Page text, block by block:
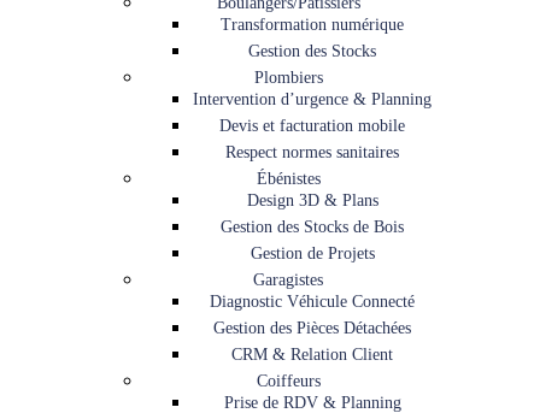
Transformation numérique
Gestion des Stocks
Plombiers
Intervention d’urgence & Planning
Devis et facturation mobile
Respect normes sanitaires
Ébénistes
Design 3D & Plans
Gestion des Stocks de Bois
Gestion de Projets
Garagistes
Diagnostic Véhicule Connecté
Gestion des Pièces Détachées
CRM & Relation Client
Coiffeurs
Prise de RDV & Planning